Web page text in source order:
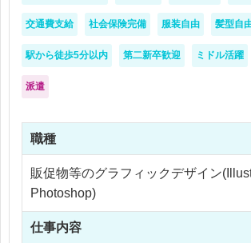
交通費支給 社会保険完備 服装自由 髪型自
駅から徒歩5分以内 第二新卒歓迎 ミドル活躍
派遣
職種
販促物等のグラフィックデザイン
Photoshop)
仕事内容